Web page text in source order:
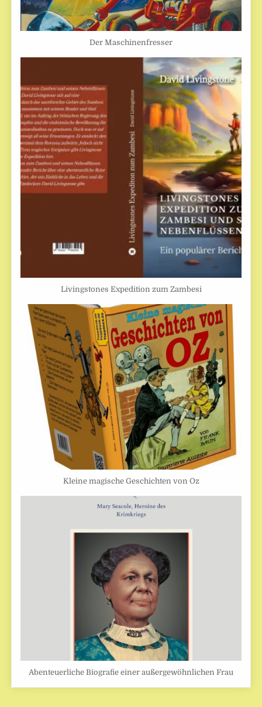
Der Maschinenfresser
Livingstones Expedition zum Zambesi
Kleine magische Geschichten von Oz
Abenteuerliche Biografie einer außergewöhnlichen Frau